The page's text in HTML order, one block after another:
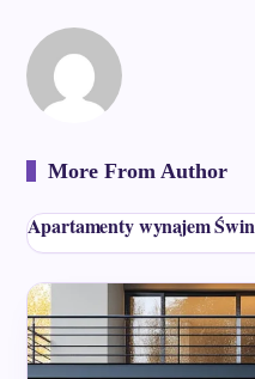
More From Author
Apartamenty wynajem